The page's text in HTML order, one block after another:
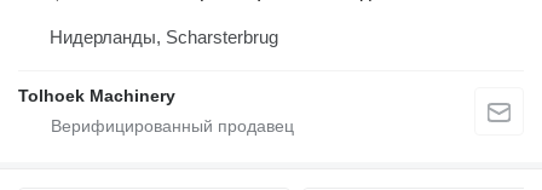
Нидерланды, Scharsterbrug
Tolhoek Machinery